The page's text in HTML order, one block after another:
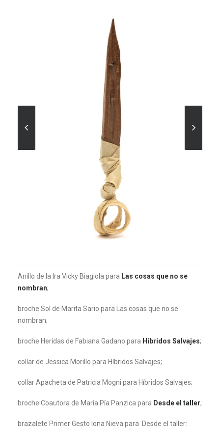
Anillo de la Ira Vicky Biagiola para Las cosas que no se
nombran;
broche Sol de Marita Sario para Las cosas que no se
nombran;
broche Heridas de Fabiana Gadano para Híbridos Salvajes;
collar de Jessica Morillo para Híbridos Salvajes;
collar Apacheta de Patricia Mogni para Híbridos Salvajes;
broche Coautora de María Pía Panzica para Desde el taller;
brazalete Primer Gesto Iona Nieva para Desde el taller: